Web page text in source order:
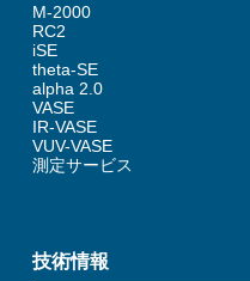
M-2000
RC2
iSE
theta-SE
alpha 2.0
VASE
IR-VASE
VUV-VASE
測定サービス
技術情報